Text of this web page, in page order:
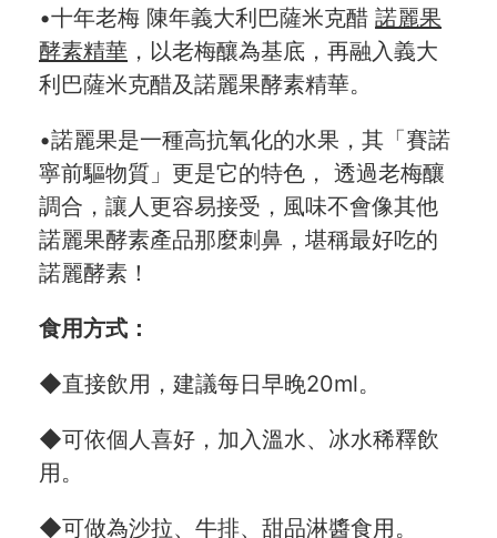
•十年老梅 陳年義大利巴薩米克醋 諾麗果
酵素精華 ，以老梅釀為基底，再融入義大
利巴薩米克醋及諾麗果酵素精華。
•諾麗果是一種高抗氧化的水果，其「賽諾
寧前驅物質」更是它的特色， 透過老梅釀
調合，讓人更容易接受，風味不會像其他
諾麗果酵素產品那麼刺鼻，堪稱最好吃的
諾麗酵素！
食用方式：
◆直接飲用，建議每日早晚20ml。
◆可依個人喜好，加入溫水、冰水稀釋飲
用。
◆可做為沙拉、牛排、甜品淋醬食用。